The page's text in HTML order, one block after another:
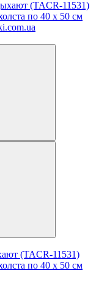
(TACR-11531)
по 40 х 50 см